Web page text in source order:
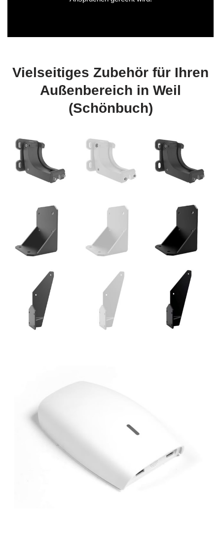
Vielseitiges Zubehör für Ihren
Außenbereich in Weil
(Schönbuch)